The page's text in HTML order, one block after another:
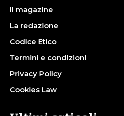
Il magazine
La redazione
Codice Etico
Termini e condizioni
Privacy Policy
Cookies Law